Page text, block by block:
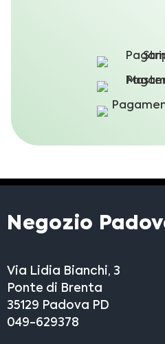
Negozio
Via Lidia Bianchi, 3
Ponte di Brenta
35129 Padova PD
049-629378